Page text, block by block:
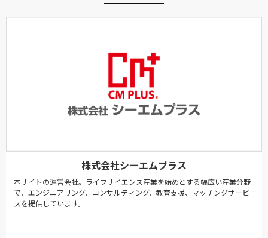
株式会社シーエムプラス
本サイトの運営会社。ライフサイエンス産業を始めとする幅広い産業分野
で、エンジニアリング、コンサルティング、教育支援、マッチングサービ
スを提供しています。